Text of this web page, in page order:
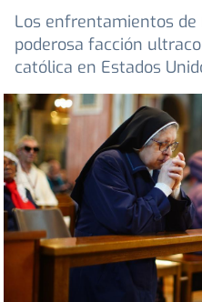
Los enfrentamientos de
poderosa facción
católica en Estados